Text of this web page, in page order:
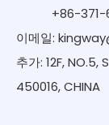
+86-371-
이메일:
추가: 12F, NO.5,
450016, CHINA